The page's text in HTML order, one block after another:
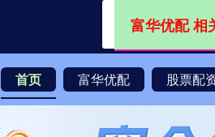
首页 富华优配 股票配
富华优配 相